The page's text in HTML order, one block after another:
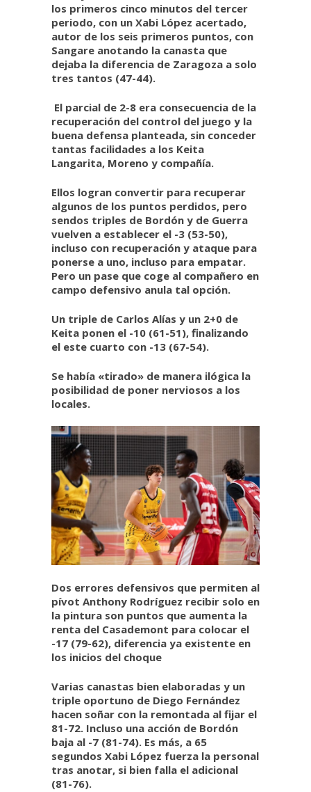
los primeros cinco minutos del tercer
periodo, con un Xabi López acertado,
autor de los seis primeros puntos, con
Sangare anotando la canasta que
dejaba la diferencia de Zaragoza a solo
tres tantos (47-44).
El parcial de 2-8 era consecuencia de la
recuperación del control del juego y la
buena defensa planteada, sin conceder
tantas facilidades a los Keita
Langarita, Moreno y compañía.
Ellos logran convertir para recuperar
algunos de los puntos perdidos, pero
sendos triples de Bordón y de Guerra
vuelven a establecer el -3 (53-50),
incluso con recuperación y ataque para
ponerse a uno, incluso para empatar.
Pero un pase que coge al compañero en
campo defensivo anula tal opción.
Un triple de Carlos Alías y un 2+0 de
Keita ponen el -10 (61-51), finalizando
el este cuarto con -13 (67-54).
Se había «tirado» de manera ilógica la
posibilidad de poner nerviosos a los
locales.
Dos errores defensivos que permiten al
pívot Anthony Rodríguez recibir solo en
la pintura son puntos que aumenta la
renta del Casademont para colocar el
-17 (79-62), diferencia ya existente en
los inicios del choque
Varias canastas bien elaboradas y un
triple oportuno de Diego Fernández
hacen soñar con la remontada al fijar el
81-72. Incluso una acción de Bordón
baja al -7 (81-74). Es más, a 65
segundos Xabi López fuerza la personal
tras anotar, si bien falla el adicional
(81-76).